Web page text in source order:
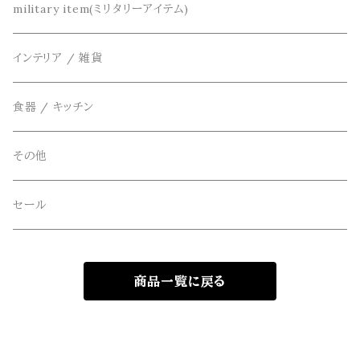
DETAIL(ディティール)
THE FLAVOR DESIGN(ザ フレーバーデザイン)
FOB FACTORY(エフオービーファクトリー)
Four Seasons Garage(FSG)
freewaters(フリーウォータース)
GLOMA NAUTICA(グローマノーティカ)
鞄
リメイク
アクセサリー
military item(ミリタリーアイテム)
インテリア / 雑貨
食器 / キッチン
その他
セール
商品一覧に戻る